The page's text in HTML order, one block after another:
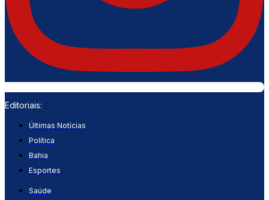
Editoriais:
Últimas Notícias
Política
Bahia
Esportes
Saúde